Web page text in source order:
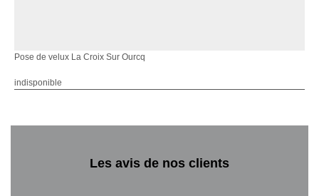
Pose de velux La Croix Sur Ourcq
indisponible
Les avis de nos clients